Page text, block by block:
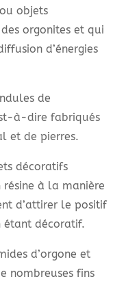
objets
orgonites et qui
d’énergies
de
à-dire fabriqués
et de pierres.
décoratifs
à la manière
d’attirer le positif
étant décoratif.
d’orgone et
nombreuses fins